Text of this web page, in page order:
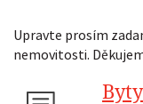
Upravte prosím
nemovitosti.
Byty